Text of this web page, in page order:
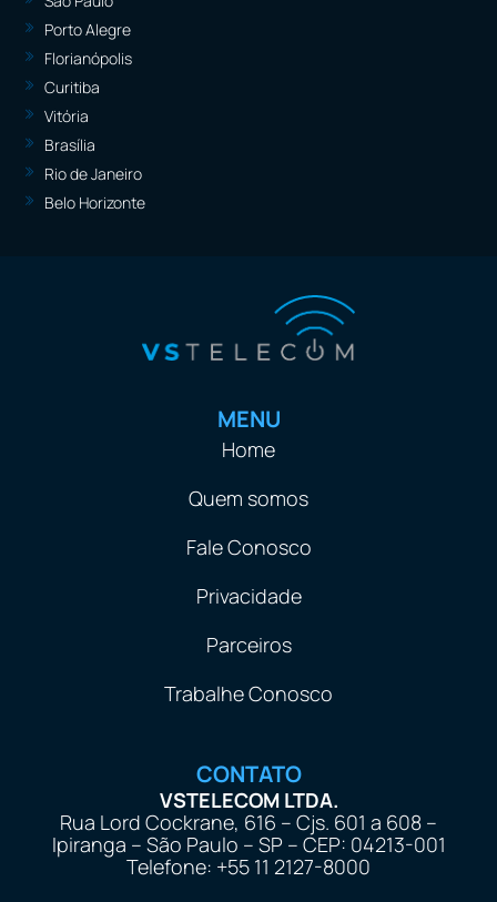
Porto Alegre
Florianópolis
Curitiba
Vitória
Brasília
Rio de Janeiro
Belo Horizonte
MENU
Home
Quem somos
Fale Conosco
Privacidade
Parceiros
Trabalhe Conosco
CONTATO
VSTELECOM LTDA.
Rua Lord Cockrane, 616 – Cjs. 601 a 608 –
Ipiranga – São Paulo – SP – CEP: 04213-001
Telefone: +55 11 2127-8000